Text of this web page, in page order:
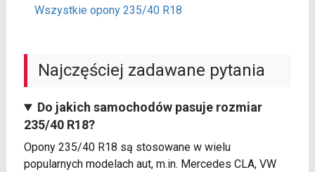
Wszystkie opony 235/40 R18
Najczęściej zadawane pytania
Do jakich samochodów pasuje rozmiar
235/40 R18?
Opony 235/40 R18 są stosowane w wielu
popularnych modelach aut, m.in. Mercedes CLA, VW